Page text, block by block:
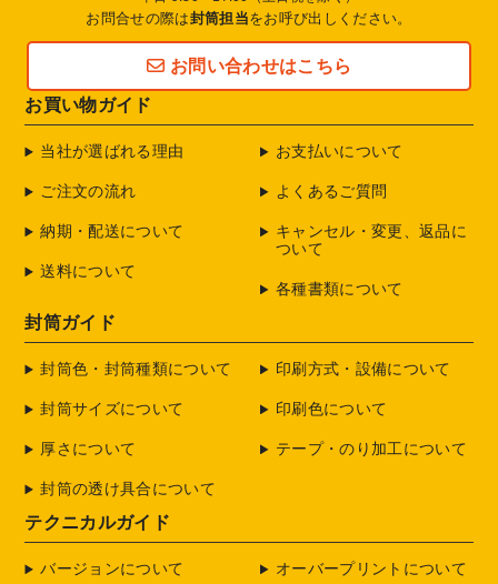
お問合せの際は封筒担当をお呼び出しください。
お問い合わせはこちら
お買い物ガイド
当社が選ばれる理由
ご注文の流れ
納期・配送について
送料について
お支払いについて
よくあるご質問
キャンセル・変更、返品に
ついて
各種書類について
封筒ガイド
封筒色・封筒種類について
封筒サイズについて
厚さについて
封筒の透け具合について
印刷方式・設備について
印刷色について
テープ・のり加工について
テクニカルガイド
バージョンについて オーバープリントについて